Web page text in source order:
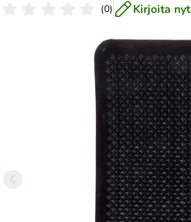
(0) Kirjoita nyt